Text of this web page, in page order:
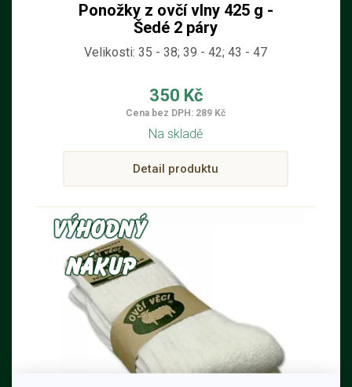
Ponožky z ovčí vlny 425 g -
Šedé 2 páry
Velikosti: 35 - 38; 39 - 42; 43 - 47
350 Kč
Cena bez DPH: 289 Kč
Na skladě
Detail produktu